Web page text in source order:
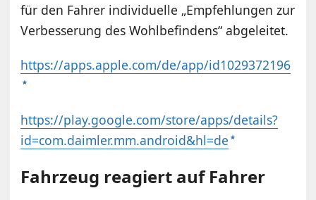
für den Fahrer individuelle „Empfehlungen zur
Verbesserung des Wohlbefindens“ abgeleitet.
https://apps.apple.com/de/app/id1029372196
https://play.google.com/store/apps/details?
id=com.daimler.mm.android&hl=de
Fahrzeug reagiert auf Fahrer